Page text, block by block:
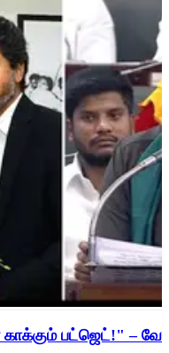
காக்கும் பட்ஜெட்!" –